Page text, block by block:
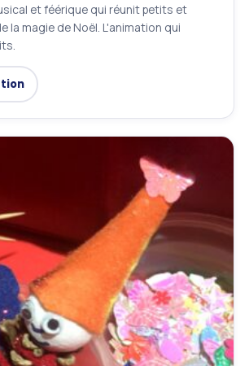
et féérique qui réunit petits et
la magie de Noël. L'animation qui